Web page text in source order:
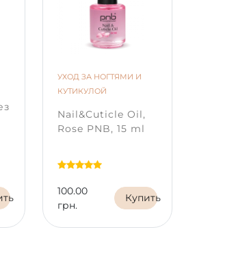
в 1-2 слоя, полимеризуя каждый
в LED или UV/LED лампе 60
Покройте топом PNB.
на экране телефона или
может отличаться от
оттенка в зависимости
матрицы и ее калибровки
устройстве.
УХОД ЗА НОГТЯМИ И
КУТИКУЛОЙ
Nail&Cuticle Oil,
Rose PNB, 15 ml
100.00
грн.
Купить